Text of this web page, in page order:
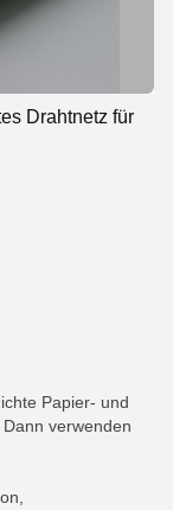
Drahtnetz für
Papier- und
verwenden